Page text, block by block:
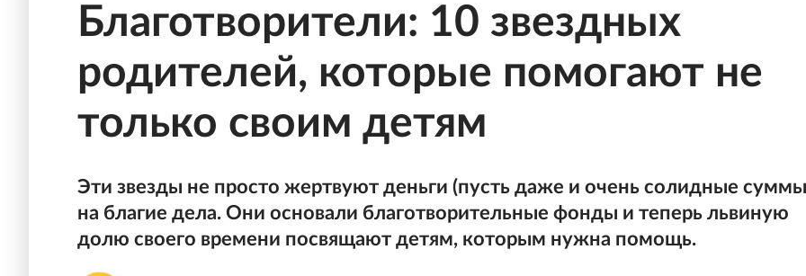
Благотворители: 10 звездных
родителей, которые помогают не
только своим детям
Эти звезды не просто жертвуют деньги (пусть даже и очень солидные
на благие дела. Они основали благотворительные фонды и теперь львиную
долю своего времени посвящают детям, которым нужна помощь.